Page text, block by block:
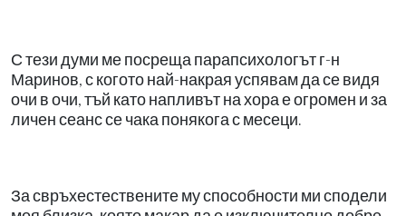
С тези думи ме посреща парапсихологът г-н
Маринов, с когото най-накрая успявам да се видя
очи в очи, тъй като напливът на хора е огромен и за
личен сеанс се чака понякога с месеци.
За свръхестествените му способности ми сподели